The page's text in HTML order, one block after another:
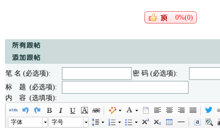
0%(0)
笔 名 (必选项):
密 码 (必选项):
标 题 (必选项):
内 容 (选填项):
字体 字号